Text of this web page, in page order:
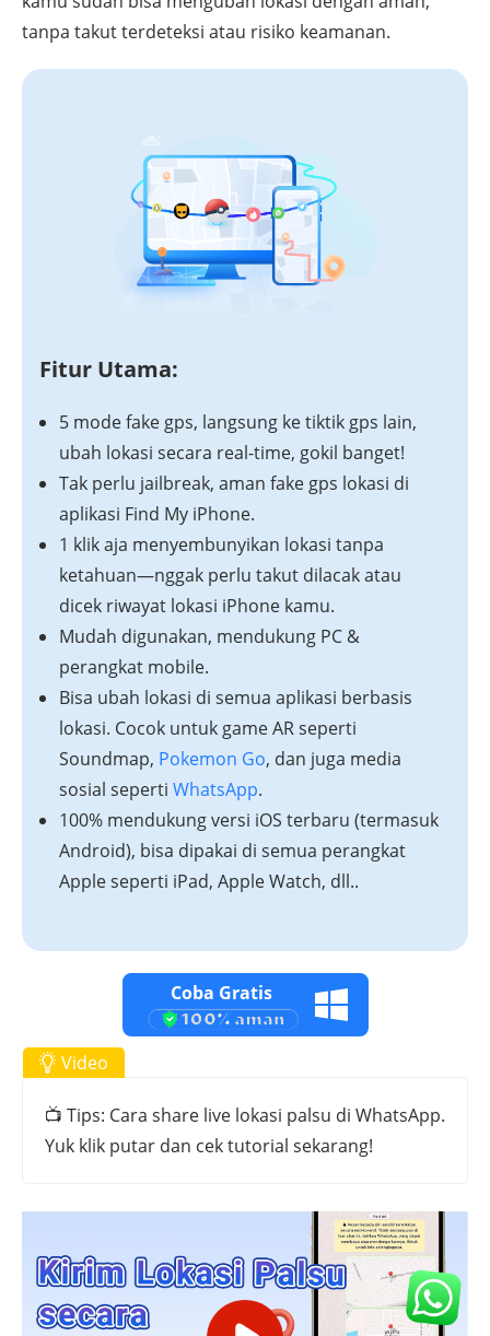
tanpa takut terdeteksi atau risiko keamanan.
Fitur Utama:
5 mode fake gps, langsung ke tiktik gps lain,
ubah lokasi secara real-time, gokil banget!
Tak perlu jailbreak, aman fake gps lokasi di
aplikasi Find My iPhone.
1 klik aja menyembunyikan lokasi tanpa
ketahuan—nggak perlu takut dilacak atau
dicek riwayat lokasi iPhone kamu.
Mudah digunakan, mendukung PC &
perangkat mobile.
Bisa ubah lokasi di semua aplikasi berbasis
lokasi. Cocok untuk game AR seperti
Soundmap, Pokemon Go, dan juga media
sosial seperti WhatsApp.
100% mendukung versi iOS terbaru (termasuk
Android), bisa dipakai di semua perangkat
Apple seperti iPad, Apple Watch, dll..
Coba Gratis
Video
📺 Tips: Cara share live lokasi palsu di WhatsApp.
Yuk klik putar dan cek tutorial sekarang!